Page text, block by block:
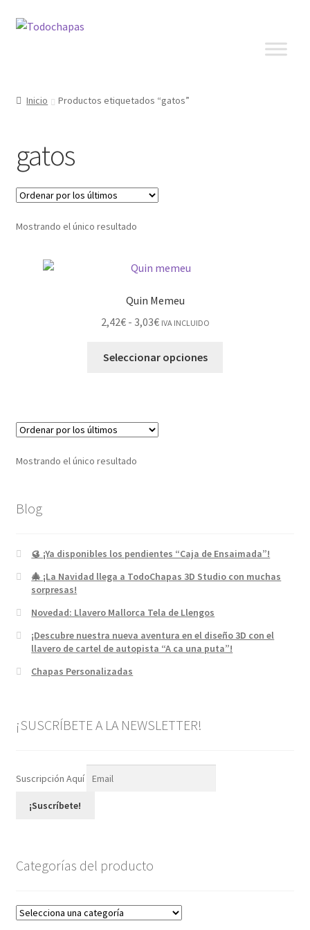
Inicio Productos etiquetados “gatos”
gatos
Mostrando el único resultado
Quin Memeu
2,42€ - 3,03€ IVA INCLUIDO
Seleccionar opciones
Mostrando el único resultado
Blog
🥮 ¡Ya disponibles los pendientes “Caja de Ensaimada”!
🎄 ¡La Navidad llega a TodoChapas 3D Studio con muchas
sorpresas!
Novedad: Llavero Mallorca Tela de Llengos
¡Descubre nuestra nueva aventura en el diseño 3D con el
llavero de cartel de autopista “A ca una puta”!
Chapas Personalizadas
¡SUSCRÍBETE A LA NEWSLETTER!
Suscripción Aquí
¡Suscríbete!
Categorías del producto